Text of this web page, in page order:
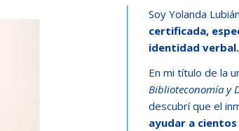
Soy Yolanda
certificada,
identidad verbal.
En mi título de la
Biblioteconomía y
descubrí que el
ayudar a